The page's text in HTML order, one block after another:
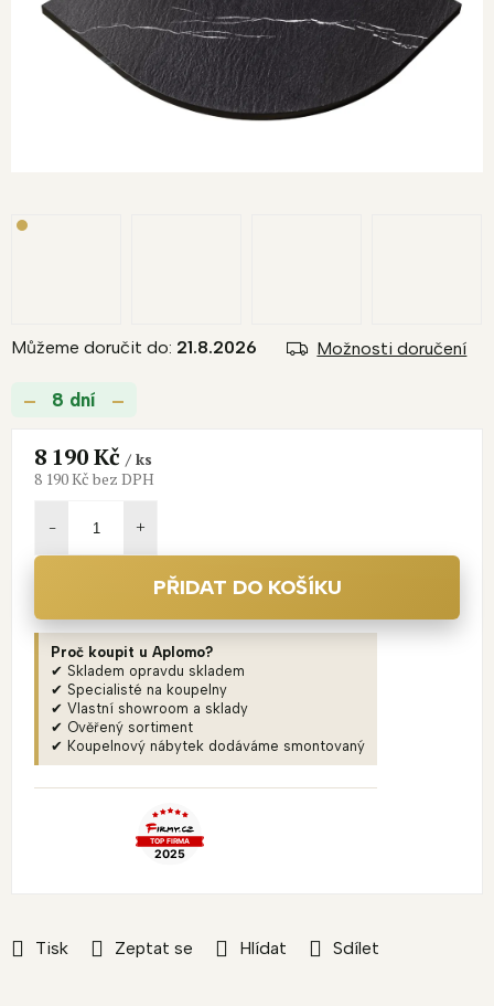
8 dní
Můžeme doručit do: 21.8.2026 Možnosti doručení
Tisk Zeptat se Hlídat Sdílet
8 190 Kč/ ks
8 190 Kč bez DPH
PŘIDAT DO KOŠÍKU
Proč koupit u Aplomo?
✔ Skladem opravdu skladem
✔ Specialisté na koupelny
✔ Vlastní showroom a sklady
✔ Ověřený sortiment
✔ Koupelnový nábytek dodáváme smontovaný